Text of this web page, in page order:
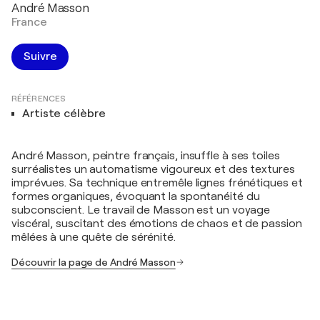
André Masson
France
Suivre
RÉFÉRENCES
Artiste célèbre
André Masson, peintre français, insuffle à ses toiles
surréalistes un automatisme vigoureux et des textures
imprévues. Sa technique entremêle lignes frénétiques et
formes organiques, évoquant la spontanéité du
subconscient. Le travail de Masson est un voyage
viscéral, suscitant des émotions de chaos et de passion
mêlées à une quête de sérénité.
Découvrir la page de André Masson